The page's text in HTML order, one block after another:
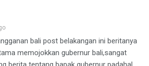
bali post belakangan ini beritanya
memojokkan gubernur bali,sangat